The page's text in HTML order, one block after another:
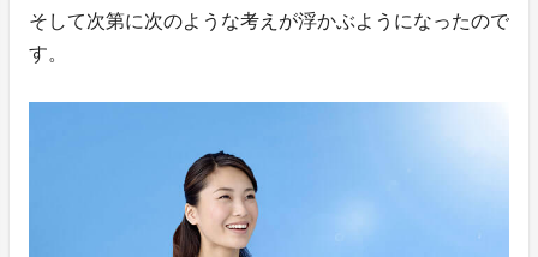
そして次第に次のような考えが浮かぶようになったので
す。